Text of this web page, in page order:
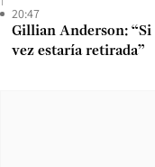
20:47
Gillian Anderson:
vez estaría retirada”